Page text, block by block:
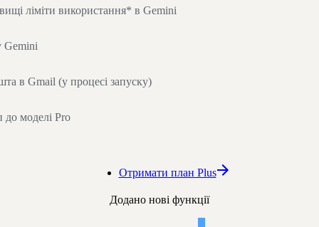
вищі ліміти використання* в Gemini
Gemini
в Gmail (у процесі запуску)
до моделі Pro
Отримати план Plus
Додано нові функції